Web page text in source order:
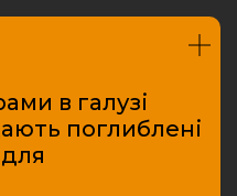
в галузі
поглиблені